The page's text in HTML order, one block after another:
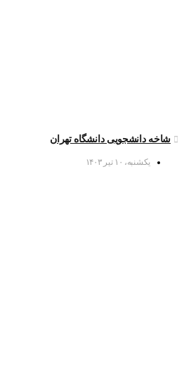
شاخه دانشجویی دانشگاه تهران
یکشنبه، ۱۰ تیر ۱۴۰۳